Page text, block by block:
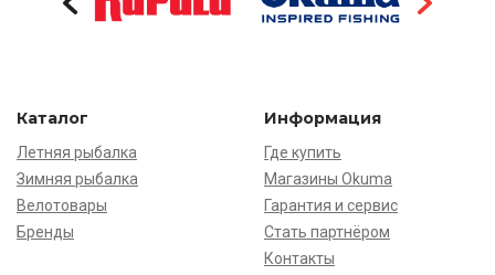
Каталог
Летняя рыбалка
Зимняя рыбалка
Велотовары
Бренды
Информация
Где купить
Магазины Okuma
Гарантия и сервис
Стать партнёром
Контакты